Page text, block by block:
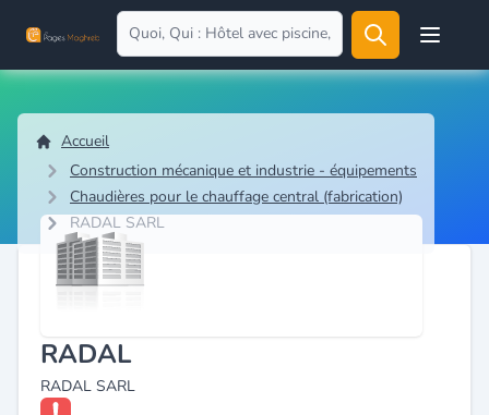
Open
Accueil
Construction mécanique et industrie - équipements
Chaudières pour le chauffage central (fabrication)
RADAL SARL
RADAL
RADAL SARL